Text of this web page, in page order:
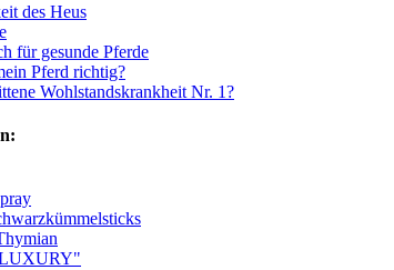
des Heus
für gesunde Pferde
Pferd richtig?
Wohlstandskrankheit Nr. 1?